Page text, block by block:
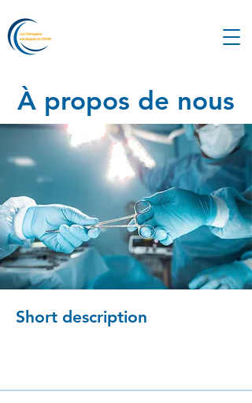
À propos de nous
Short description